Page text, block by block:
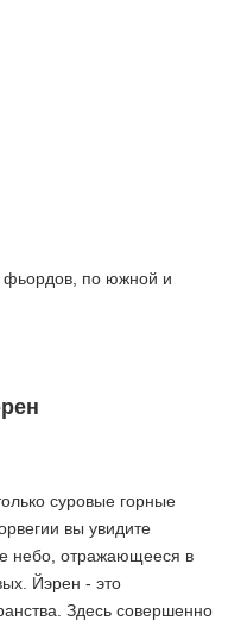
фьордов, по южной и
суровые горные
вы увидите
небо, отражающееся в
Йэрен - это
Здесь совершенно